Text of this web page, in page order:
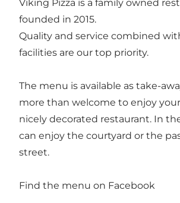
Viking Pizza is a family owned
founded in 2015.
Quality and service combined
facilities are our top priority.
The menu is available as take-
more than welcome to enjoy
nicely decorated restaurant. In
can enjoy the courtyard or the
street.
Find the menu on Facebook